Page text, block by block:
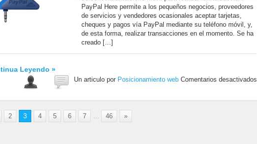
PayPal Here permite a los pequeños negocios, proveedores
de servicios y vendedores ocasionales aceptar tarjetas,
cheques y pagos vía PayPal mediante su teléfono móvil, y,
de esta forma, realizar transacciones en el momento. Se ha
creado […]
Leyendo »
Un articulo por Posicionamiento web Comentarios desactivados
2 3 4 5 6 7 ... 46 »